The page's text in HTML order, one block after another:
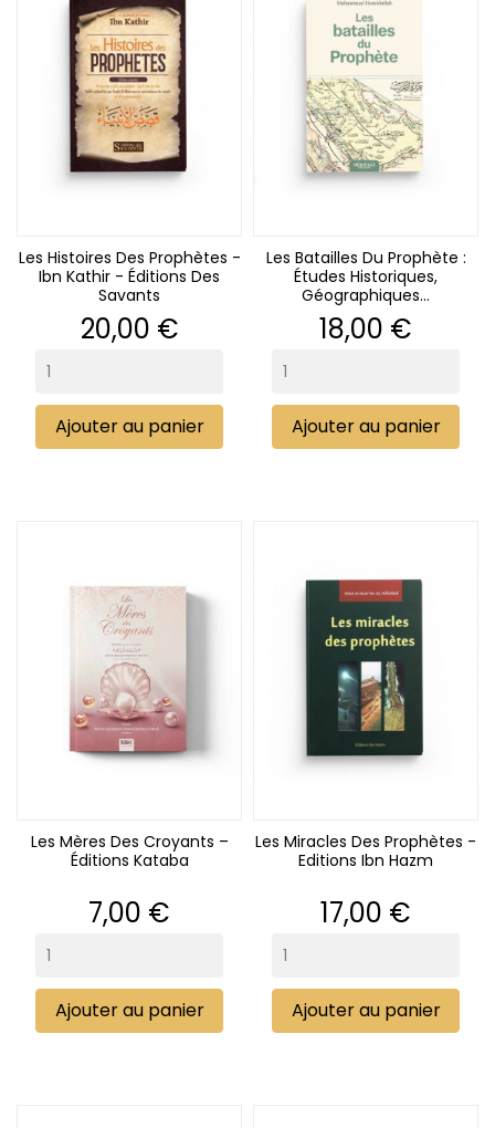
Les Histoires Des Prophètes -
Ibn Kathir - Éditions Des
Savants
Prix
20,00 €
Ajouter au panier
Les Batailles Du Prophète :
Études Historiques,
Géographiques...
Prix
18,00 €
Ajouter au panier
Les Mères Des Croyants –
Éditions Kataba
Prix
7,00 €
Ajouter au panier
Les Miracles Des Prophètes -
Editions Ibn Hazm
Prix
17,00 €
Ajouter au panier